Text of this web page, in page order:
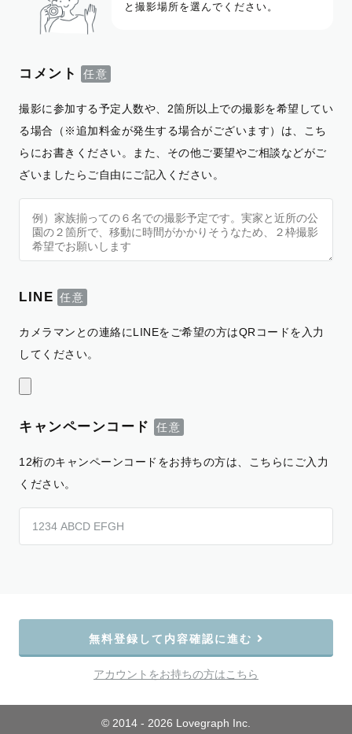
と撮影場所を選んでください。
コメント
撮影に参加する予定人数や、2箇所以上での撮影を希望してい
る場合（※追加料金が発生する場合がございます）は、こち
らにお書きください。また、その他ご要望やご相談などがご
ざいましたらご自由にご記入ください。
LINE
カメラマンとの連絡にLINEをご希望の方はQRコードを入力
してください。
キャンペーンコード
12桁のキャンペーンコードをお持ちの方は、こちらにご入力
ください。
無料登録して内容確認に進む
アカウントをお持ちの方はこちら
© 2014 - 2026 Lovegraph Inc.